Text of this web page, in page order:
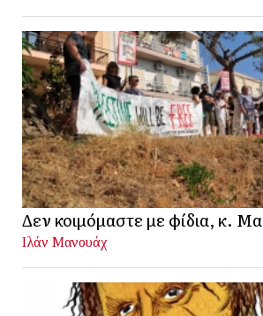
Δεν κοιμόμαστε με φίδια, κ.
Ιλάν Μανουάχ